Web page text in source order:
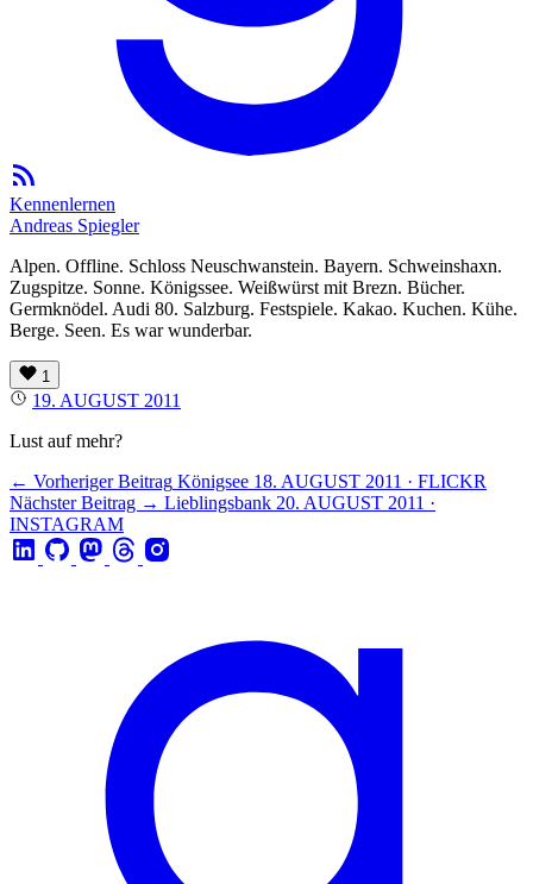
Kennenlernen
Andreas Spiegler
Alpen. Offline. Schloss Neuschwanstein. Bayern. Schweinshaxn.
Zugspitze. Sonne. Königssee. Weißwürst mit Brezn. Bücher.
Germknödel. Audi 80. Salzburg. Festspiele. Kakao. Kuchen. Kühe.
Berge. Seen. Es war wunderbar.
1
19. AUGUST 2011
Lust auf mehr?
← Vorheriger Beitrag Königsee 18. AUGUST 2011 · FLICKR
Nächster Beitrag → Lieblingsbank 20. AUGUST 2011 ·
INSTAGRAM